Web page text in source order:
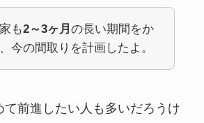
も2～3ヶ月 の長い期間をか
今の間取りを計画したよ。
て前進したい人も多いだろうけ